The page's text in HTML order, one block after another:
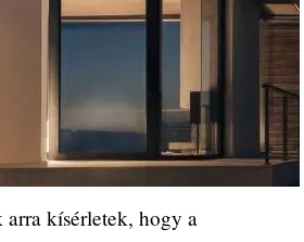
kísérletek, hogy a